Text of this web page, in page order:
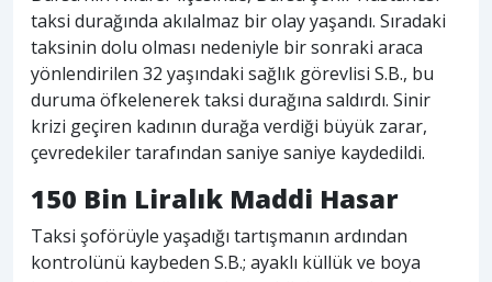
taksi durağında akılalmaz bir olay yaşandı. Sıradaki
taksinin dolu olması nedeniyle bir sonraki araca
yönlendirilen 32 yaşındaki sağlık görevlisi S.B., bu
duruma öfkelenerek taksi durağına saldırdı. Sinir
krizi geçiren kadının durağa verdiği büyük zarar,
çevredekiler tarafından saniye saniye kaydedildi.
150 Bin Liralık Maddi Hasar
Taksi şoförüyle yaşadığı tartışmanın ardından
kontrolünü kaybeden S.B.; ayaklı küllük ve boya